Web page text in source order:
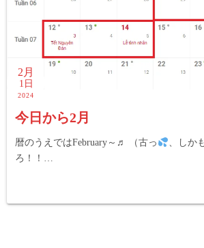
2月
1日
2024
今日から2月
暦のうえではFebruary～♬ （古っ
、しか
ろ！！…